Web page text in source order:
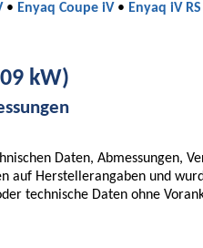
• Enyaq Coupe iV • Enyaq iV RS
kW)
Daten, Abmessungen,
auf Herstellerangaben und
technische Daten ohne